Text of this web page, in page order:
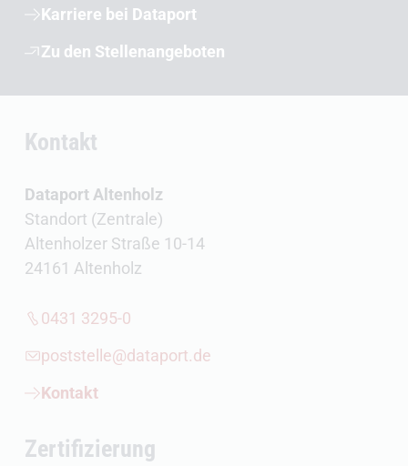
Karriere bei Dataport
Zu den Stellenangeboten
Kontakt
Dataport Altenholz
Standort (Zentrale)
Altenholzer Straße 10-14
24161 Altenholz
0431 3295-0
poststelle@dataport.de
Kontakt
Zertifizierung